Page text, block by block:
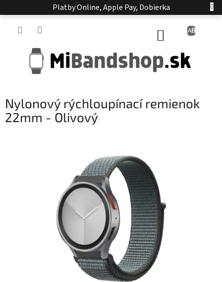
na
Platby Online, Apple Pay, Dobierka
NÁKUPNÝ
Nylonový rýchloupínací remienok
22mm - Olivový